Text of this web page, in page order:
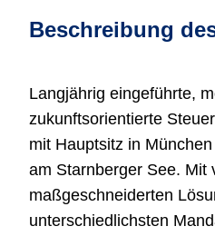
Beschreibung
Langjährig eingeführte,
zukunftsorientierte
mit Hauptsitz in
am Starnberger See. Mit
maßgeschneiderten
unterschiedlichsten